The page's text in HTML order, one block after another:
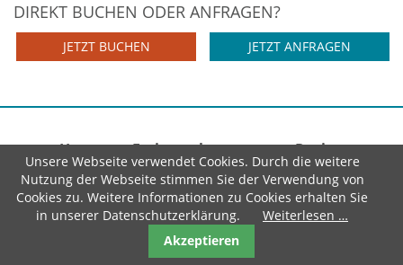
DIREKT BUCHEN ODER ANFRAGEN?
JETZT ANFRAGEN
JETZT BUCHEN
Home Ferienwohnungen
Region
Service
Datenschutz
AGB
Impressum
Reiseversicherung
Unsere Webseite verwendet Cookies. Durch die weitere
Nutzung der Webseite stimmen Sie der Verwendung von
Cookies zu. Weitere Informationen zu Cookies erhalten Sie
in unserer Datenschutzerklärung.
Weiterlesen …
Akzeptieren